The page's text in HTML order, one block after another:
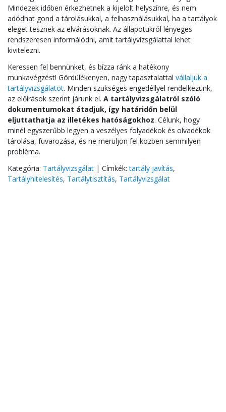
Mindezek időben érkezhetnek a kijelölt helyszínre, és nem
adódhat gond a tárolásukkal, a felhasználásukkal, ha a tartályok
eleget tesznek az elvárásoknak. Az állapotukról lényeges
rendszeresen informálódni, amit tartályvizsgálattal lehet
kivitelezni.
Keressen fel bennünket, és bízza ránk a hatékony
munkavégzést! Gördülékenyen, nagy tapasztalattal vállaljuk a
tartályvizsgálatot. Minden szükséges engedéllyel rendelkezünk,
az előírások szerint járunk el. A tartályvizsgálatról szóló
dokumentumokat átadjuk, így határidőn belül
eljuttathatja az illetékes hatóságokhoz. Célunk, hogy
minél egyszerűbb legyen a veszélyes folyadékok és olvadékok
tárolása, fuvarozása, és ne merüljön fel közben semmilyen
probléma.
Kategória: Tartályvizsgálat | Címkék:tartály javítás,
Tartályhitelesítés, Tartálytisztítás, Tartályvizsgálat